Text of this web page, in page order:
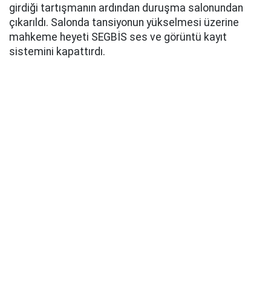
girdiği tartışmanın ardından duruşma salonundan
çıkarıldı. Salonda tansiyonun yükselmesi üzerine
mahkeme heyeti SEGBİS ses ve görüntü kayıt
sistemini kapattırdı.